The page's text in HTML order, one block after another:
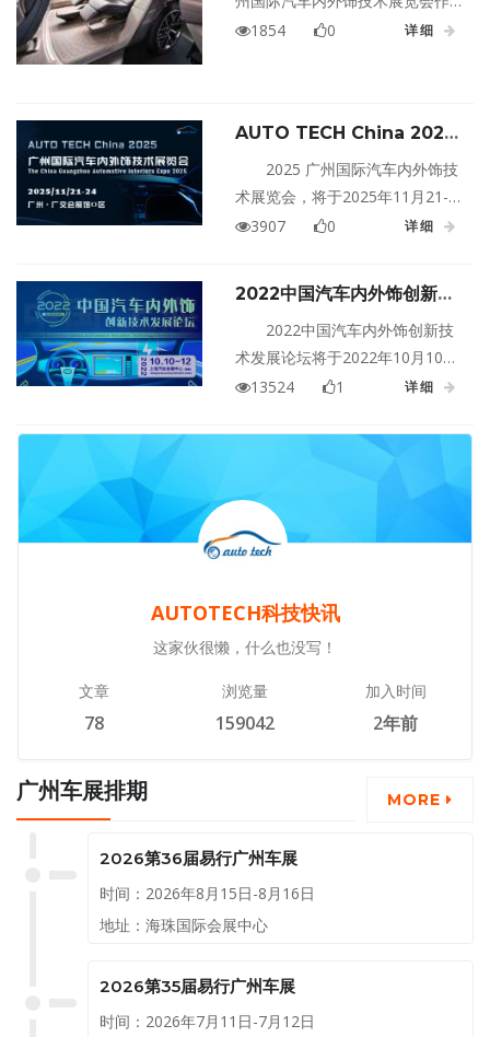
为行业内的重要盛会，将于2025
家领先参展商，展示最新的汽车
内外饰设计、材料、制造和生产
设备、信息娱乐系统等方面的产
品和服务，为汽车行业的发展提
1854 0 详细
AUTO TECH China 2025
广州国际汽车内外饰技术展览
会
2025 广州国际汽车内外饰技
术展览会，将于2025年11月21-
24日在广州·广交会展馆D区盛大
3907 0 详细
2022中国汽车内外饰创新技
术发展论坛
2022中国汽车内外饰创新技
术发展论坛将于2022年10月10日
至11日在上海上海盛大举行！
13524 1 详细
AUTOTECH科技快讯
这家伙很懒，什么也没写！
文章
78
浏览量
159042
加入时间
2年前
广州车展排期 MORE
2026第36届易行广州车展
时间：2026年8月15日-8月16日
地址：海珠国际会展中心
2026第35届易行广州车展
时间：2026年7月11日-7月12日